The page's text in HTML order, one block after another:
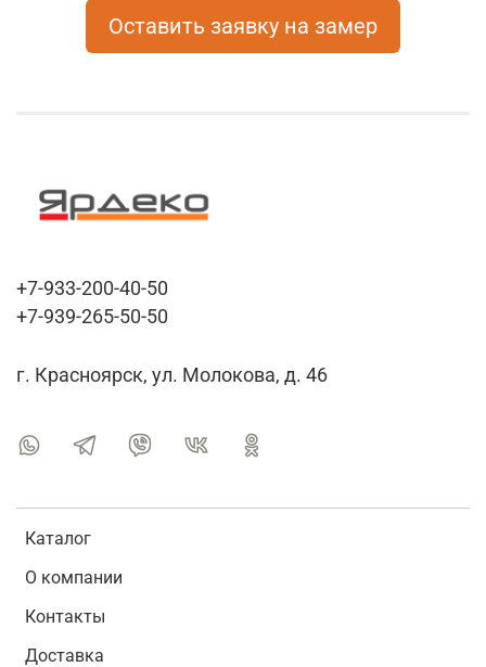
Оставить заявку на замер
Каталог
О компании
Контакты
Доставка
+7-933-200-40-50
+7-939-265-50-50
г. Красноярск, ул. Молокова, д. 46